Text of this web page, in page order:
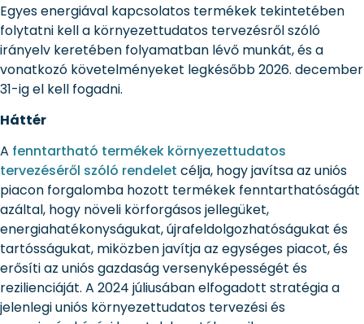
Egyes energiával kapcsolatos termékek tekintetében
folytatni kell a környezettudatos tervezésről szóló
irányelv keretében folyamatban lévő munkát, és a
vonatkozó követelményeket legkésőbb 2026. december
31-ig el kell fogadni.
Háttér
A fenntartható termékek környezettudatos
tervezéséről szóló rendelet célja, hogy javítsa az uniós
piacon forgalomba hozott termékek fenntarthatóságát
azáltal, hogy növeli körforgásos jellegüket,
energiahatékonyságukat, újrafeldolgozhatóságukat és
tartósságukat, miközben javítja az egységes piacot, és
erősíti az uniós gazdaság versenyképességét és
rezilienciáját. A 2024 júliusában elfogadott stratégia a
jelenlegi uniós környezettudatos tervezési és